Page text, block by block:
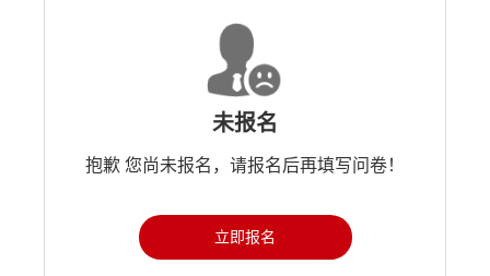
未报名
抱歉 您尚未报名，请报名后再填写问卷！
立即报名